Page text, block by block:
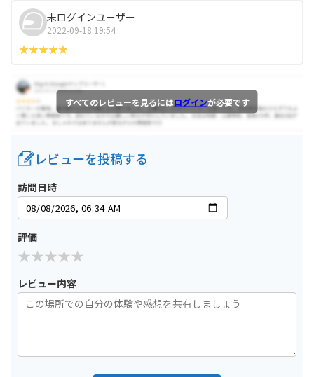
未ログインユーザー
2022-09-18 19:54
すべてのレビューを見るにはログインが必要です
レビューを投稿する
訪問日時
評価
レビュー内容